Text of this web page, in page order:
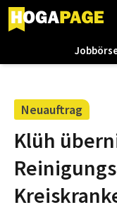
Neuauftrag
Klüh